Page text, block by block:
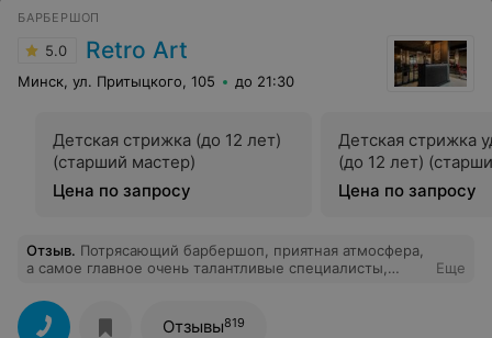
БАРБЕРШОП
5.0 Retro Art
Минск, ул. Притыцкого, 105 до 21:30
Детская стрижка (до 12 лет)
(старший мастер)
Цена по запросу
Детская стрижка
(до 12 лет)
Цена по запросу
Отзыв. Потрясающий барбершоп, приятная атмосфера,
а самое главное очень талантливые специалисты,
Еще
Отзывы819